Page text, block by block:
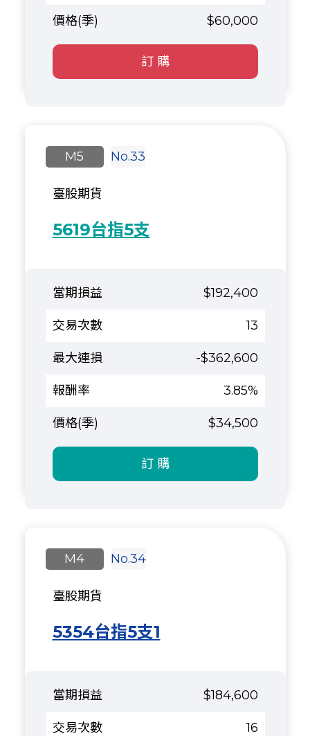
$60,000
訂 購
No.33
5619台指5支
臺股期貨
M5
$192,400
13
-$362,600
3.85%
$34,500
訂 購
No.34
5354台指5支1
臺股期貨
M4
$184,600
16